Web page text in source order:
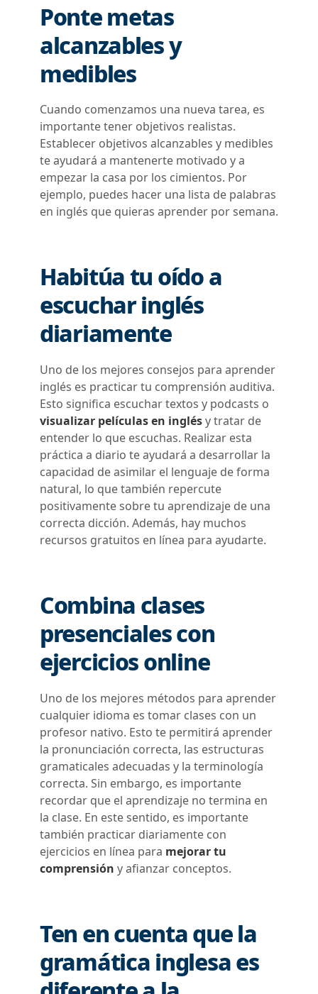
Ponte metas
alcanzables y
medibles
Cuando comenzamos una nueva tarea, es
importante tener objetivos realistas.
Establecer objetivos alcanzables y medibles
te ayudará a mantenerte motivado y a
empezar la casa por los cimientos. Por
ejemplo, puedes hacer una lista de palabras
en inglés que quieras aprender por semana.
Habitúa tu oído a
escuchar inglés
diariamente
Uno de los mejores consejos para aprender
inglés es practicar tu comprensión auditiva.
Esto significa escuchar textos y podcasts o
visualizar películasen inglésy tratar de
entender lo que escuchas. Realizar esta
práctica a diario te ayudará a desarrollar la
capacidad de asimilar el lenguaje de forma
natural, lo que también repercute
positivamente sobre tu aprendizaje de una
correcta dicción. Además, hay muchos
recursos gratuitos en línea para ayudarte.
Combina clases
presenciales con
ejercicios online
Uno de los mejores métodos para aprender
cualquier idioma es tomar clases con un
profesor nativo. Esto te permitirá aprender
la pronunciación correcta, las estructuras
gramaticales adecuadas y la terminología
correcta. Sin embargo, es importante
recordar que el aprendizaje no termina en
la clase. En este sentido, es importante
también practicar diariamente con
ejercicios en línea para mejorar tu
comprensión y afianzar conceptos.
Ten en cuenta que la
gramática inglesa es